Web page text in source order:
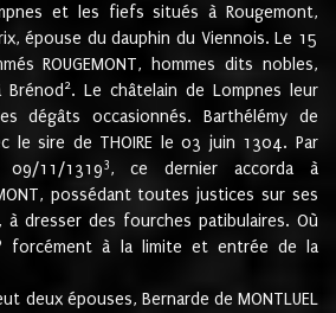
et les fiefs situés à Rougemont,
épouse du dauphin du Viennois. Le 15
ROUGEMONT, hommes dits nobles,
2. Le châtelain de Lompnes leur
dégâts occasionnés. Barthélémy de
le sire de THOIRE le 03 juin 1304. Par
11/13193, ce dernier accorda à
possédant toutes justices sur ses
dresser des fourches patibulaires. Où
forcément à la limite et entrée de la
deux épouses, Bernarde de MONTLUEL